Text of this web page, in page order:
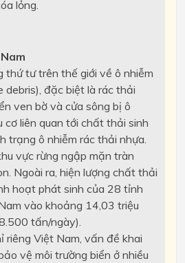
lỏng.
thứ tư trên thế giới về ô nhiễm
debris), đặc biệt là rác thải
ven bờ và cửa sông bị ô
cơ liên quan tới chất thải sinh
trạng ô nhiễm rác thải nhựa.
vực rừng ngập mặn tràn
Ngoài ra, hiện lượng chất thải
hoạt phát sinh của 28 tỉnh
vào khoảng 14,03 triệu
tấn/ngày).
riêng Việt Nam, vấn đề khai
vệ môi trường biển ở nhiều